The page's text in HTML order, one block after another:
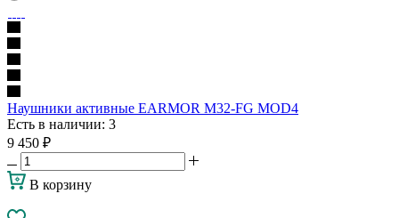
Наушники активные EARMOR M32-FG MOD4
Есть в наличии: 3
9 450 ₽
В корзину